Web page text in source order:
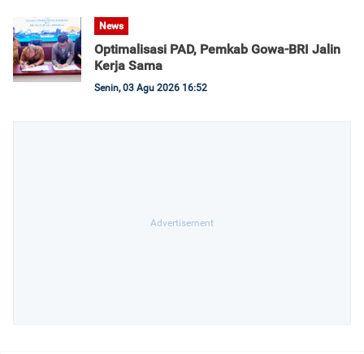
News
Optimalisasi PAD, Pemkab Gowa-BRI Jalin
Kerja Sama
Senin, 03 Agu 2026 16:52